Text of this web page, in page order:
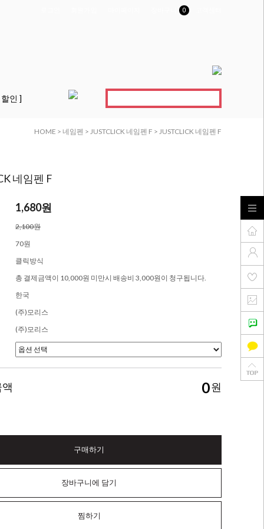
0
인 ]
HOME > 네임펜 > JUSTCLICK 네임펜 F > JUSTCLICK 네임펜 F
네임펜 F
1,680원
2,100원
70원
클릭방식
총 결제금액이 10,000원 미만시 배송비 3,000원이 청구됩니다.
한국
(주)모리스
(주)모리스
0원
구매하기
장바구니에 담기
찜하기